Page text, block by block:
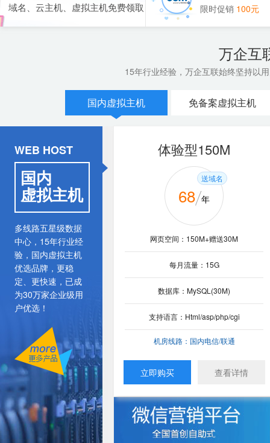
限时促销 100元
域名、云主机、虚拟主机免费领取
万企互
15年行业经验，万企互联始终坚持以
国内虚拟主机 免备案虚拟主机
WEB HOST
国内
虚拟主机
多线路五星级数据
中心，15年行业经
验，国内虚拟主机
优选品牌，更稳
定、更快速，已成
为30万家企业级用
户优选！
体验型150M
68 年
送域名
网页空间：150M+赠送30M
每月流量：15G
数据库：MySQL(30M)
支持语言：Html/asp/php/cgi
机房线路：国内电信/联通
立即购买 查看详情
香港体验型 150M
188 年
送域名
网页空间：150M+赠送30M
每月流量：5G
数据库：MySQL(50M)
支持语言：Html/asp/php/cgi
机房线路：港台机房
立即购买 查看详情
入门型云服务器
¥52 月
InterXeon1核
硬盘：
50G(分布式集群云存储)
立即购买 查看详情
入门型VPS主机
¥313 月
1GB ECC
硬盘：
40G SAS+40G(智能备份)
立即购买 查看详情
云邮企业邮箱
邮箱容量：无限
企业网盘：1G*用户数
中转站：10G
个人网盘：5G/用户
无限邮箱容量，海量存储
无限组织建构，支持群邮件
用云邮小程序，随时随地办公
150
立即购买